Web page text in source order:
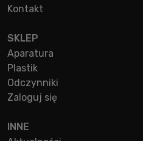
Kontakt
SKLEP
Aparatura
Plastik
Odczynniki
Zaloguj się
INNE